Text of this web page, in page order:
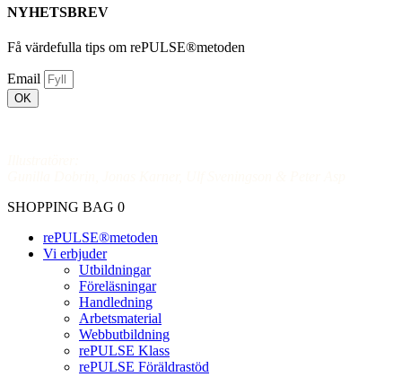
NYHETSBREV
Få värdefulla tips om rePULSE®metoden
Email
OK
SHOPPING BAG 0
rePULSE®metoden
Vi erbjuder
Utbildningar
Föreläsningar
Handledning
Arbetsmaterial
Webbutbildning
rePULSE Klass
rePULSE Föräldrastöd